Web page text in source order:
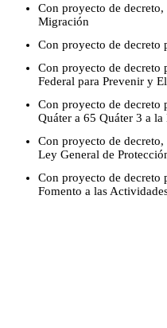
Con proyecto de
Migración
Con proyecto de decreto
Con proyecto de decreto
Federal para Prevenir y
Con proyecto de decreto
Quáter a 65 Quáter 3 a
Con proyecto de
Ley General de
Con proyecto de decreto
Fomento a las